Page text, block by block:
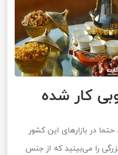
کار شده
در بازارهای این کشور
را می‌بینید که از جنس